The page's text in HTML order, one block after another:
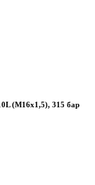
(М16х1,5), 315 бар